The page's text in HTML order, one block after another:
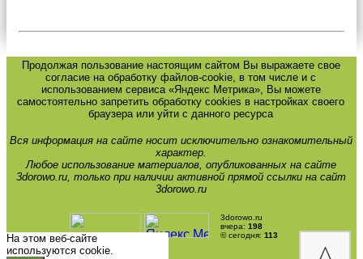
Продолжая пользование настоящим сайтом Вы выражаете свое
согласие на обработку файлов-cookie, в том числе и с
использованием сервиса «Яндекс Метрика», Вы можете
самостоятельно запретить обработку cookies в настройках своего
браузера или уйти с данного ресурса
Вся информация на сайте носит исключительно ознакомительный
характер.
Любое использование материалов, опубликованных на сайте
3dorowo.ru, только при наличии активной прямой ссылки на сайт
3dorowo.ru
3dorowo.ru
вчера: 198
© сегодня: 113
На этом веб-сайте
используются cookie.